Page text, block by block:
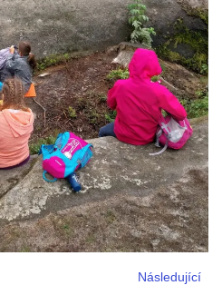
Následující